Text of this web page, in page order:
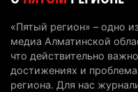
7 августа 2026 г. 16:57
Казахстанские
образовательные
7 августа 2026 г. 15:24
«Пятый регион» – одно
медиа Алматинской
что действительно
достижениях и
региона. Для нас